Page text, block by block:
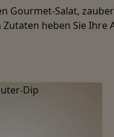
Gourmet-Salat,
Zutaten heben Sie Ihre